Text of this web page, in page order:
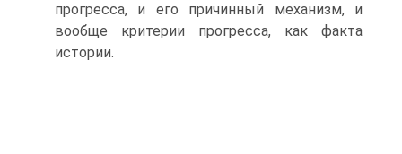
прогресса, и его причинный механизм, и
вообще критерии прогресса, как факта
истории.